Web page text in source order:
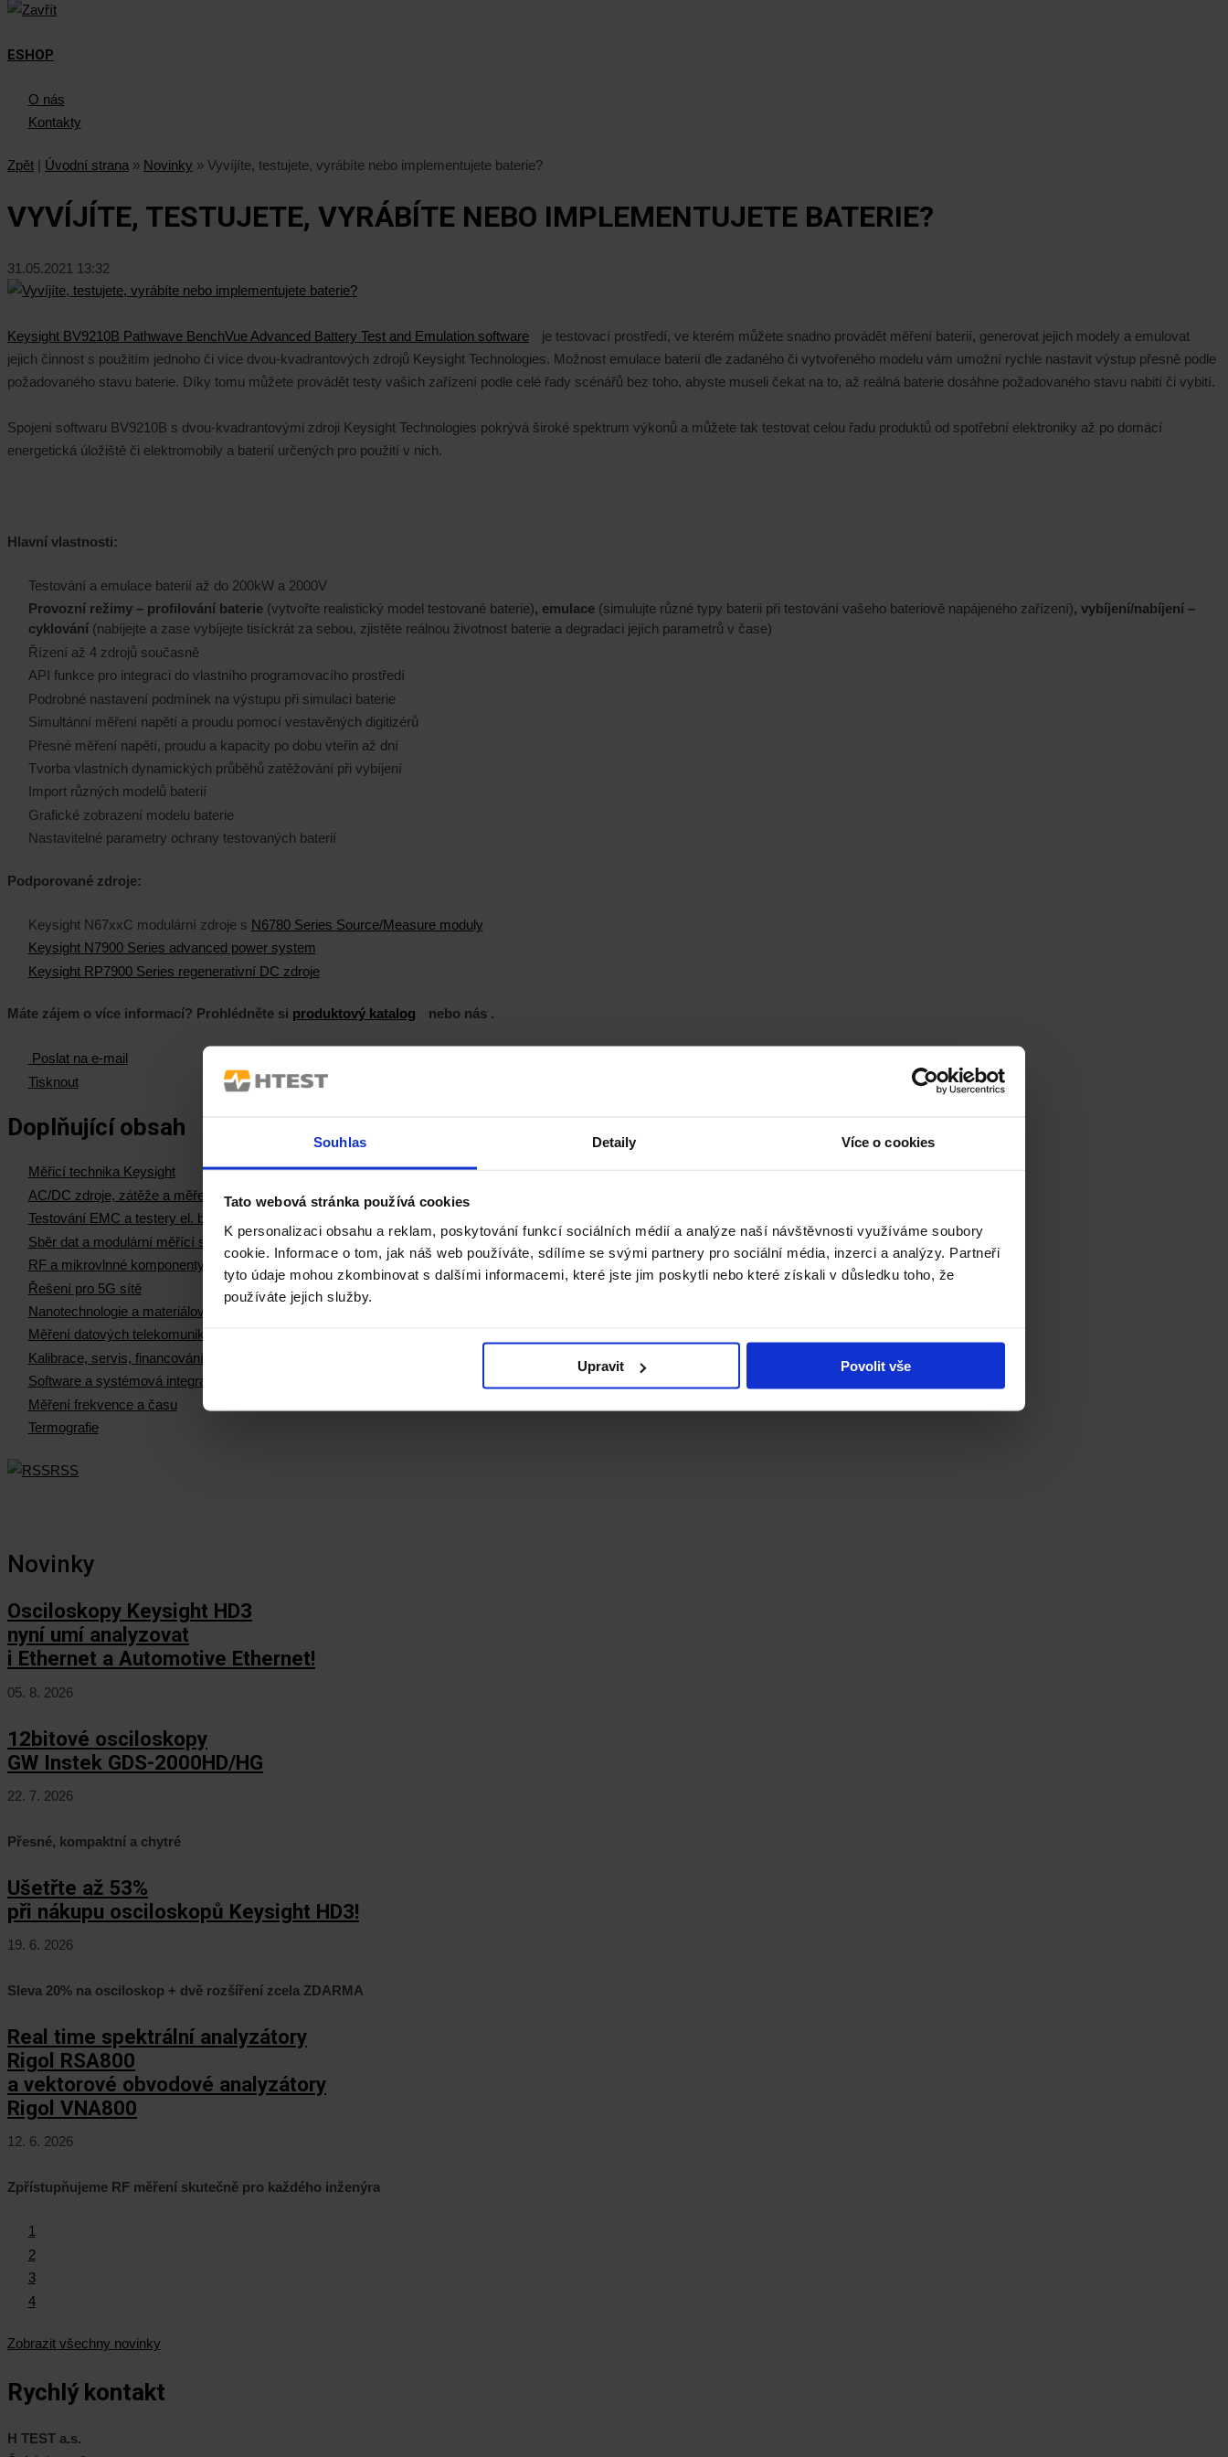
Souhlas Detaily Více o cookies
Tato webová stránka používá cookies
K personalizaci obsahu a reklam, poskytování funkcí sociálních médií a analýze naší návštěvnosti využíváme soubory
cookie. Informace o tom, jak náš web používáte, sdílíme se svými partnery pro sociální média, inzerci a analýzy. Partneři
tyto údaje mohou zkombinovat s dalšími informacemi, které jste jim poskytli nebo které získali v důsledku toho, že
používáte jejich služby.
Upravit Povolit vše
ESHOP
O nás
Kontakty
Zpět | Úvodní strana » Novinky » Vyvíjíte, testujete, vyrábíte nebo implementujete baterie?
VYVÍJÍTE, TESTUJETE, VYRÁBÍTE NEBO IMPLEMENTUJETE BATERIE?
31.05.2021 13:32
Keysight BV9210B Pathwave BenchVue Advanced Battery Test and Emulation software
je testovací prostředí, ve kterém můžete snadno provádět měření baterií, generovat jejich modely a emulovat
jejich činnost s použitím jednoho či více dvou-kvadrantových zdrojů Keysight Technologies. Možnost emulace baterií dle zadaného či vytvořeného modelu vám umožní rychle nastavit výstup přesně podle
požadovaného stavu baterie. Díky tomu můžete provádět testy vašich zařízení podle celé řady scénářů bez toho, abyste museli čekat na to, až reálná baterie dosáhne požadovaného stavu nabití či vybití.
Spojení softwaru BV9210B s dvou-kvadrantovými zdroji Keysight Technologies pokrývá široké spektrum výkonů a můžete tak testovat celou řadu produktů od spotřební elektroniky až po domácí
energetická úložiště či elektromobily a baterií určených pro použití v nich.
Hlavní vlastnosti:
Testování a emulace baterií až do 200kW a 2000V
Provozní režimy – profilování baterie (vytvořte realistický model testované baterie), emulace (simulujte různé typy baterii při testování vašeho bateriově napájeného zařízení), vybíjení/nabíjení –
cyklování (nabíjejte a zase vybíjejte tisíckrát za sebou, zjistěte reálnou životnost baterie a degradaci jejích parametrů v čase)
Řízení až 4 zdrojů současně
API funkce pro integraci do vlastního programovacího prostředí
Podrobné nastavení podmínek na výstupu při simulaci baterie
Simultánní měření napětí a proudu pomocí vestavěných digitizérů
Přesné měření napětí, proudu a kapacity po dobu vteřin až dní
Tvorba vlastních dynamických průběhů zatěžování při vybíjení
Import různých modelů baterií
Grafické zobrazení modelu baterie
Nastavitelné parametry ochrany testovaných baterií
Podporované zdroje:
Keysight N67xxC modulární zdroje s N6780 Series Source/Measure moduly
Keysight N7900 Series advanced power system
Keysight RP7900 Series regenerativní DC zdroje
Máte zájem o více informací? Prohlédněte si produktový katalog nebo nás .
Poslat na e-mail
Tisknout
Doplňující obsah
Měřicí technika Keysight
AC/DC zdroje, zátěže a měření el. výkonu
Testování EMC a testery el. bezpečnosti
Sběr dat a modulární měřící systémy
RF a mikrovlnné komponenty
Řešení pro 5G sítě
Nanotechnologie a materiálová měření
Měření datových telekomunikačních sítí
Kalibrace, servis, financování
Software a systémová integrace
Měření frekvence a času
Termografie
RSS
Novinky
Osciloskopy Keysight HD3
nyní umí analyzovat
i Ethernet a Automotive Ethernet!
05. 8. 2026
12bitové osciloskopy
GW Instek GDS-2000HD/HG
22. 7. 2026
Přesné, kompaktní a chytré
Ušetřte až 53%
při nákupu osciloskopů Keysight HD3!
19. 6. 2026
Sleva 20% na osciloskop + dvě rozšíření zcela ZDARMA
Real time spektrální analyzátory
Rigol RSA800
a vektorové obvodové analyzátory
Rigol VNA800
12. 6. 2026
Zpřístupňujeme RF měření skutečně pro každého inženýra
1
2
3
4
Zobrazit všechny novinky
Rychlý kontakt
H TEST a.s.